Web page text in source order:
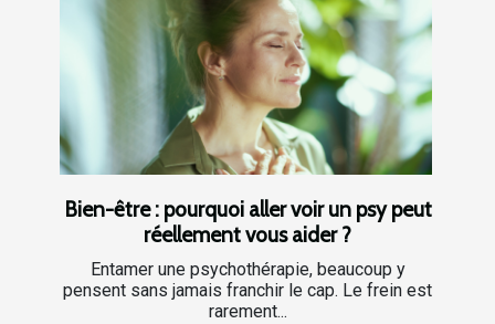
Bien-être : pourquoi aller voir un psy peut
réellement vous aider ?
Entamer une psychothérapie, beaucoup y
pensent sans jamais franchir le cap. Le frein est
rarement...